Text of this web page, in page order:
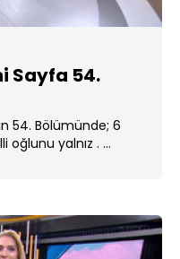
Sayfa 54.
54. Bölümünde; 6
oğlunu yalnız . ...